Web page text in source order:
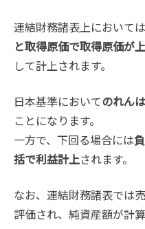
連結財務諸表上において
と取得原価で取得原価が
して計上されます。
日本基準においてのれん
ことになります。
一方で、下回る場合には
括で利益計上されます。
なお、連結財務諸表では
評価され、純資産額が計算